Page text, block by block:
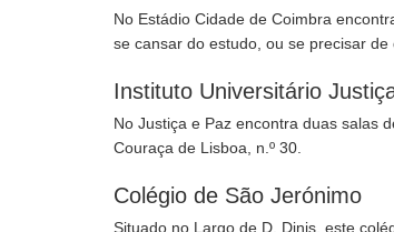
No Estádio Cidade de Coimbra
se cansar do estudo, ou se precisar
Instituto Universitário
No Justiça e Paz encontra duas salas
Couraça de Lisboa, n.º 30.
Colégio de São Jerónimo
Situado no Largo de D. Dinis, este